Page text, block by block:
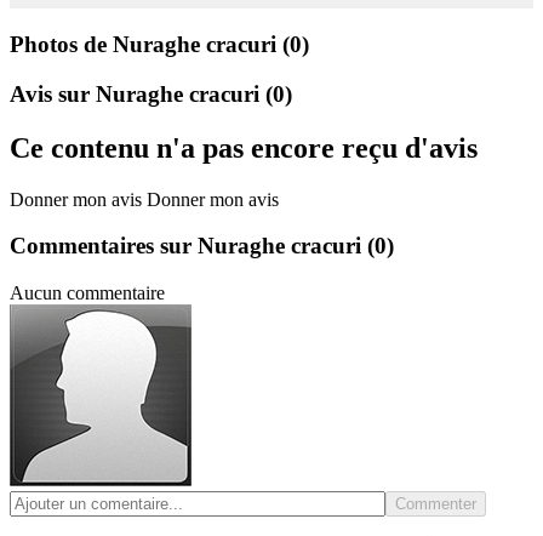
Photos de Nuraghe cracuri (0)
Avis sur Nuraghe cracuri (0)
Ce contenu n'a pas encore reçu d'avis
Donner mon avis Donner mon avis
Commentaires sur Nuraghe cracuri (0)
Aucun commentaire
Commenter